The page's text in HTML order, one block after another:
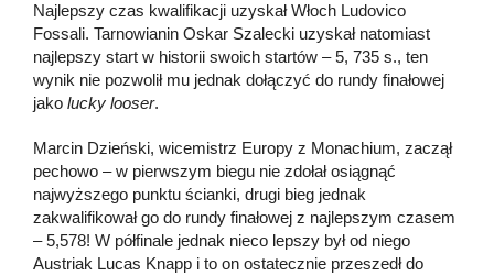
Najlepszy czas kwalifikacji uzyskał Włoch Ludovico
Fossali. Tarnowianin Oskar Szalecki uzyskał natomiast
najlepszy start w historii swoich startów – 5, 735 s., ten
wynik nie pozwolił mu jednak dołączyć do rundy finałowej
jako lucky looser.
Marcin Dzieński, wicemistrz Europy z Monachium, zaczął
pechowo – w pierwszym biegu nie zdołał osiągnąć
najwyższego punktu ścianki, drugi bieg jednak
zakwalifikował go do rundy finałowej z najlepszym czasem
– 5,578! W półfinale jednak nieco lepszy był od niego
Austriak Lucas Knapp i to on ostatecznie przeszedł do